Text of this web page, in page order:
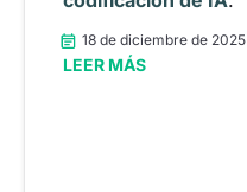
18 de diciembre de 2025
LEER MÁS